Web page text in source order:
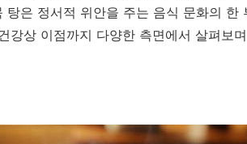
탕은 정서적 위안을 주는 음식 문화의 한
강상 이점까지 다양한 측면에서 살펴보